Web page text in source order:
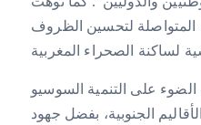
المتواصلة لتحسين الظروف
الضوء على التنمية السوسيو
الجنوبية، بفضل جهود